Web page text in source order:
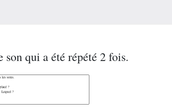
son qui a été répété 2 fois.